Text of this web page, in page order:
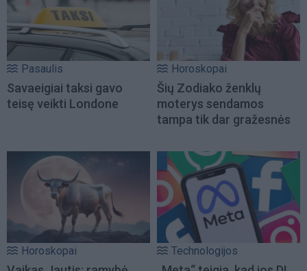
Pasaulis
Savaeigiai taksi gavo
teisę veikti Londone
Horoskopai
Šių Zodiako ženklų
moterys sendamos
tampa tik dar gražesnės
Horoskopai Technologijos